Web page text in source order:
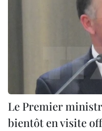
Le Premier
bientôt en visite